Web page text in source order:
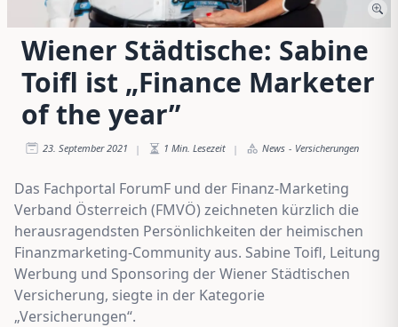
Wiener Städtische: Sabine
Toifl ist „Finance Marketer
of the year”
23. September 2021 | 1 Min. Lesezeit | News - Versicherungen
Das Fachportal ForumF und der Finanz-Marketing
Verband Österreich (FMVÖ) zeichneten kürzlich die
herausragendsten Persönlichkeiten der heimischen
Finanzmarketing-Community aus. Sabine Toifl, Leitung
Werbung und Sponsoring der Wiener Städtischen
Versicherung, siegte in der Kategorie
„Versicherungen“.